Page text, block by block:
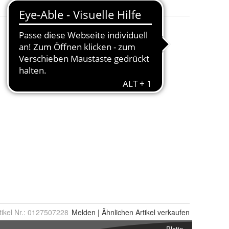
Nr.: 0127507228 Melden | Ähnlichen Artikel verkaufen